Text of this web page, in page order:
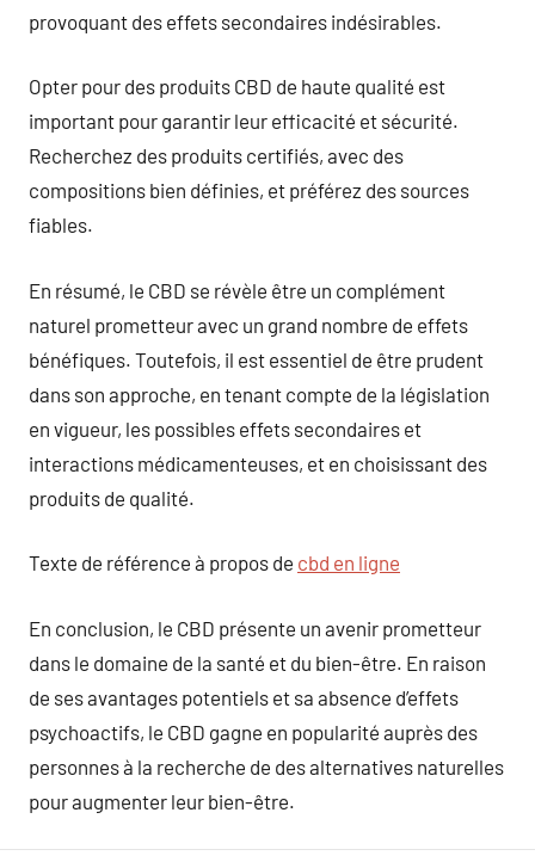
provoquant des effets secondaires indésirables.
Opter pour des produits CBD de haute qualité est
important pour garantir leur efficacité et sécurité.
Recherchez des produits certifiés, avec des
compositions bien définies, et préférez des sources
fiables.
En résumé, le CBD se révèle être un complément
naturel prometteur avec un grand nombre de effets
bénéfiques. Toutefois, il est essentiel de être prudent
dans son approche, en tenant compte de la législation
en vigueur, les possibles effets secondaires et
interactions médicamenteuses, et en choisissant des
produits de qualité.
Texte de référence à propos de cbd en ligne
En conclusion, le CBD présente un avenir prometteur
dans le domaine de la santé et du bien-être. En raison
de ses avantages potentiels et sa absence d’effets
psychoactifs, le CBD gagne en popularité auprès des
personnes à la recherche de des alternatives naturelles
pour augmenter leur bien-être.